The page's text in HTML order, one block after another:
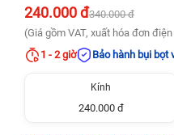
240.000 đ340.000 đ
(Giá gồm VAT, xuất hóa đơn
1 - 2 giờ
Bảo hành bụi bọt
Kính
240.000 đ